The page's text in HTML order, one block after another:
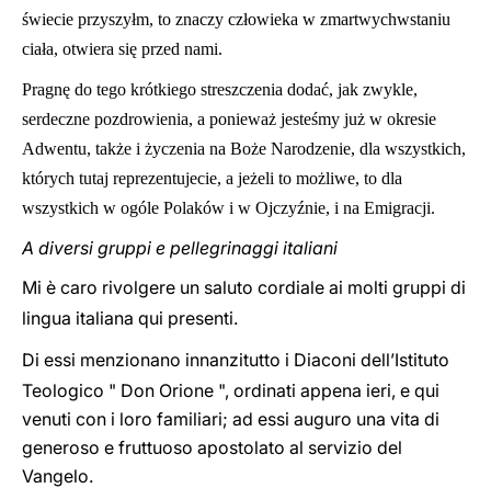
świecie przyszyłm, to znaczy człowieka w zmartwychwstaniu
ciała, otwiera się przed nami.
Pragnę do tego krótkiego streszczenia dodać, jak zwykle,
serdeczne pozdrowienia, a ponieważ jesteśmy już w okresie
Adwentu, także i życzenia na Boże Narodzenie, dla wszystkich,
których tutaj reprezentujecie, a jeżeli to możliwe, to dla
wszystkich w ogóle Polaków i w Ojczyźnie, i na Emigracji.
A diversi gruppi e pellegrinaggi italiani
Mi è caro rivolgere un saluto cordiale ai molti gruppi di
lingua italiana qui presenti.
Di essi menzionano innanzitutto i Diaconi dell’Istituto
Teologico " Don Orione ", ordinati appena ieri, e qui
venuti con i loro familiari; ad essi auguro una vita di
generoso e fruttuoso apostolato al servizio del
Vangelo.